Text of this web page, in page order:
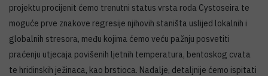
projektu procijenit ćemo trenutni status vrsta roda Cystoseira te
moguće prve znakove regresije njihovih staništa uslijed lokalnih i
globalnih stresora, među kojima ćemo veću pažnju posvetiti
praćenju utjecaja povišenih ljetnih temperatura, bentoskog cvata
te hridinskih ježinaca, kao brstioca. Nadalje, detaljnije ćemo ispitati